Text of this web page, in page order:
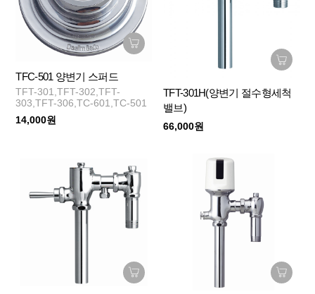
TFC-501 양변기 스퍼드
TFT-301,TFT-302,TFT-
303,TFT-306,TC-601,TC-501
14,000원
TFT-301H(양변기 절수형세척
밸브)
66,000원